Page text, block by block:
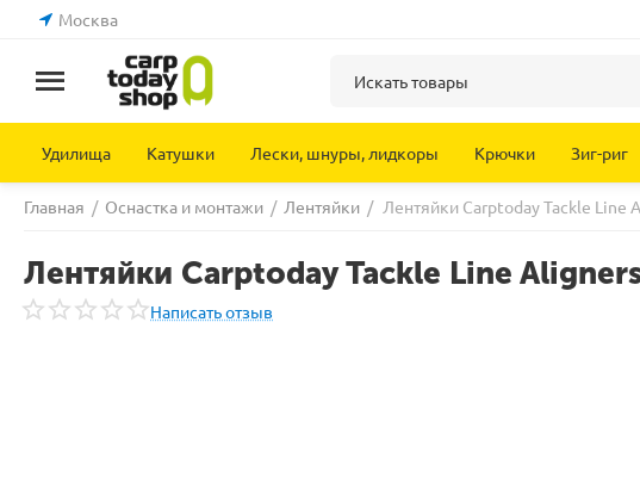
Москва
Удилища Катушки Лески, шнуры, лидкоры Крючки Зиг-риг
Главная / Оснастка и монтажи / Лентяйки / Лентяйки Carptoday Tackle Line
Лентяйки Carptoday Tackle Line
Написать отзыв